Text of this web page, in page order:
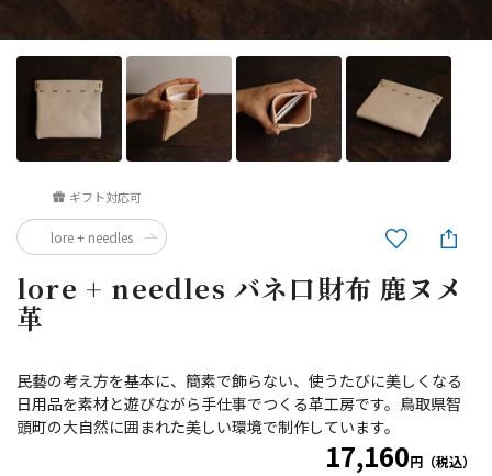
lore + needles バネ口財布 鹿ヌメ
革
ギフト対応可
民藝の考え方を基本に、簡素で飾らない、使うたびに美しくなる
日用品を素材と遊びながら手仕事でつくる革工房です。鳥取県智
頭町の大自然に囲まれた美しい環境で制作しています。
17,160円（税込）
lore + needles